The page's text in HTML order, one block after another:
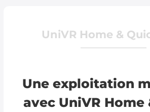
UniVR Home &
Une exploitation
avec UniVR Home